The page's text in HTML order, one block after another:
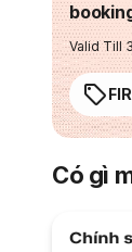
Valid Till
Có gì